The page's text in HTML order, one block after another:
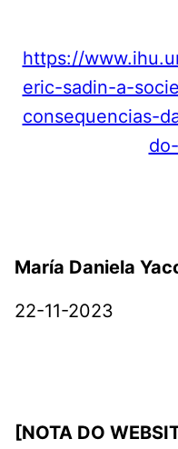
https://
eric-sadin-a-
consequencias-
María Daniela
22-11-2023
[NOTA DO